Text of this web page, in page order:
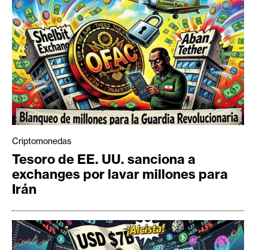
Criptomonedas
Tesoro de EE. UU. sanciona a
exchanges por lavar millones para
Irán